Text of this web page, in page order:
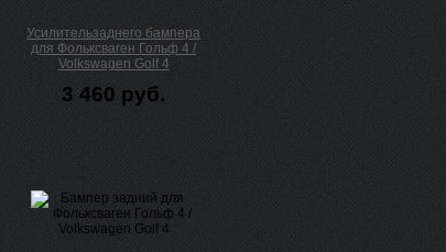
Усилительзаднего бампера
для Фольксваген Гольф 4 /
Volkswagen Golf 4
3 460 руб.